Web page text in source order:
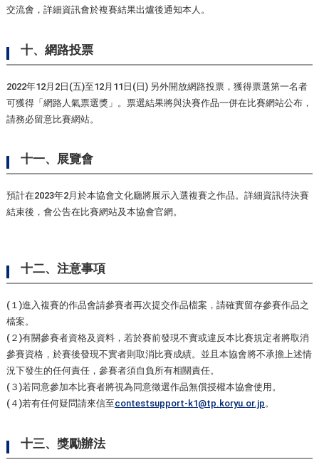
交流會，詳細資訊會於複賽結果出爐後通知本人。
十、網路投票
2022年12月2日(五)至12月11日(日) 另外開放網路投票，獲得票選第一名者
可獲得「網路人氣票選獎」。票選結果將與決賽作品一併在比賽網站公布，
請務必留意比賽網站。
十一、展覽會
預計在2023年2月於本協會文化廳將展示入選複賽之作品。詳細資訊待決賽
結束後，會公告在比賽網站及本協會官網。
十二、注意事項
(１)進入複賽的作品會請參賽者再次提交作品檔案，請確實留存參賽作品之
檔案。
(２)有關參賽者資格及資料，若於賽前發現不實或違反本比賽規定者將取消
參賽資格，於賽後發現不實者則取消比賽成績。並且本協會將不承擔上述情
況下發生的任何責任，參賽者須自負所有相關責任。
(３)若同意參加本比賽者將視為同意徵選作品無償授權本協會使用。
(４)若有任何疑問請來信至contestsupport-k1@tp.koryu.or.jp。
十三、獎勵辦法